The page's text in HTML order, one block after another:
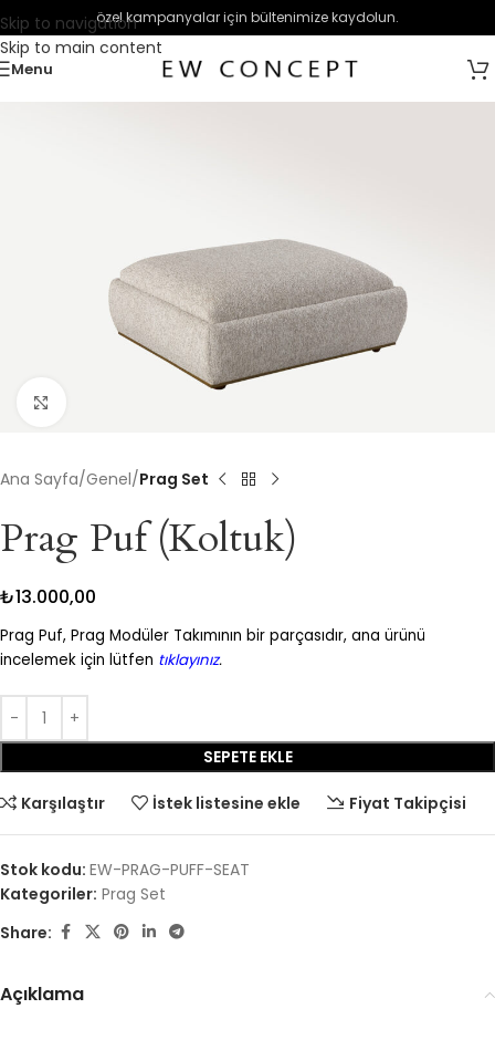
Skip to navigation
Skip to main content
özel kampanyalar için bültenimize kaydolun.
Menu
Ana Sayfa Genel Prag Set
Prag Puf (Koltuk)
₺13.000,00
Prag Puf, Prag Modüler Takımının bir parçasıdır, ana ürünü
incelemek için lütfen tıklayınız.
SEPETE EKLE
Karşılaştır İstek listesine ekle Fiyat Takipçisi
Stok kodu: EW-PRAG-PUFF-SEAT
Kategoriler: Prag Set
Share:
Açıklama